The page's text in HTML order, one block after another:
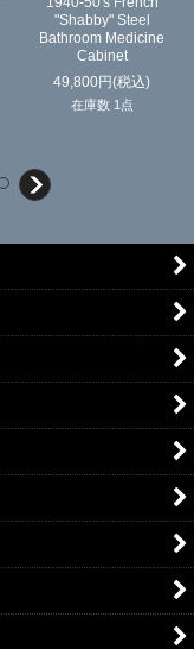
"Shabby" Steel
Bathroom Medicine
Cabinet
49,800円(税込)
在庫数 1点